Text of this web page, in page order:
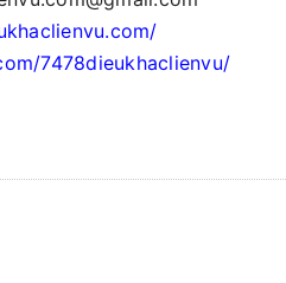
7478dieukhaclienvu/